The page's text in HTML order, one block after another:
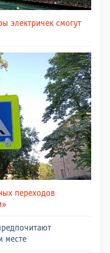
электричек смогут
переходов
месте